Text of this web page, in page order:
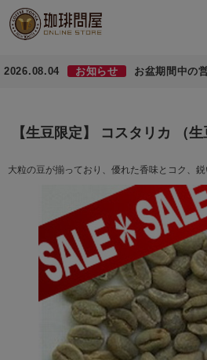
2026.08.04 お知らせ お盆期間中の
【生豆限定】 コスタリカ （生
大粒の豆が揃っており、優れた香味とコク、鋭